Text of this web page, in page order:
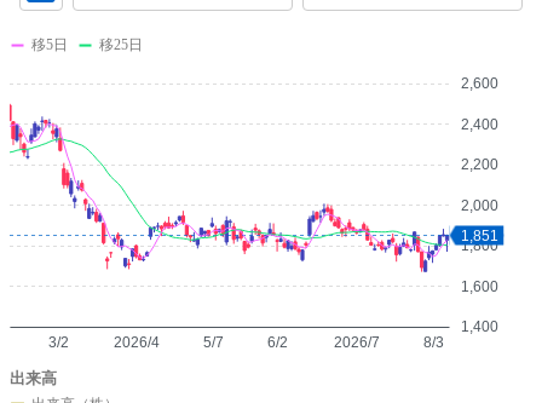
1,400
1,600
1,800
2,000
2,200
2,400
2,600
2026/4 2026/7
3/2 5/7 6/2 8/3
1,851
移5日 移25日
出来高